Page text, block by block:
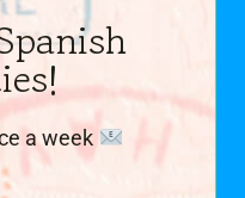
a week